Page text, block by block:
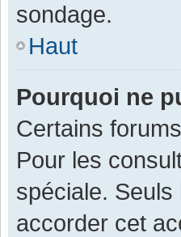
sondage.
Haut
Pourquoi ne
Certains
Pour les
spéciale.
accorder cet